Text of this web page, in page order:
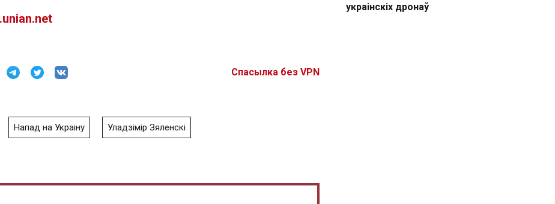
Спасылка без VPN
Напад на Украіну Уладзімір Зяленскі
украінскіх дронаў